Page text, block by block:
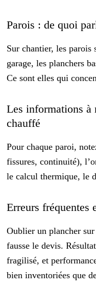
Parois : de quoi
Sur chantier, les parois
garage, les planchers
Ce sont elles qui
Les informations à
chauffé
Pour chaque paroi,
fissures, continuité),
le calcul thermique, le
Erreurs fréquentes
Oublier un plancher
fausse le devis.
fragilisé, et
bien inventoriées que